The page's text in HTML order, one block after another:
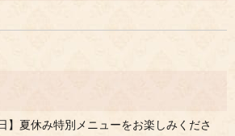
】夏休み特別メニューをお楽しみくださ